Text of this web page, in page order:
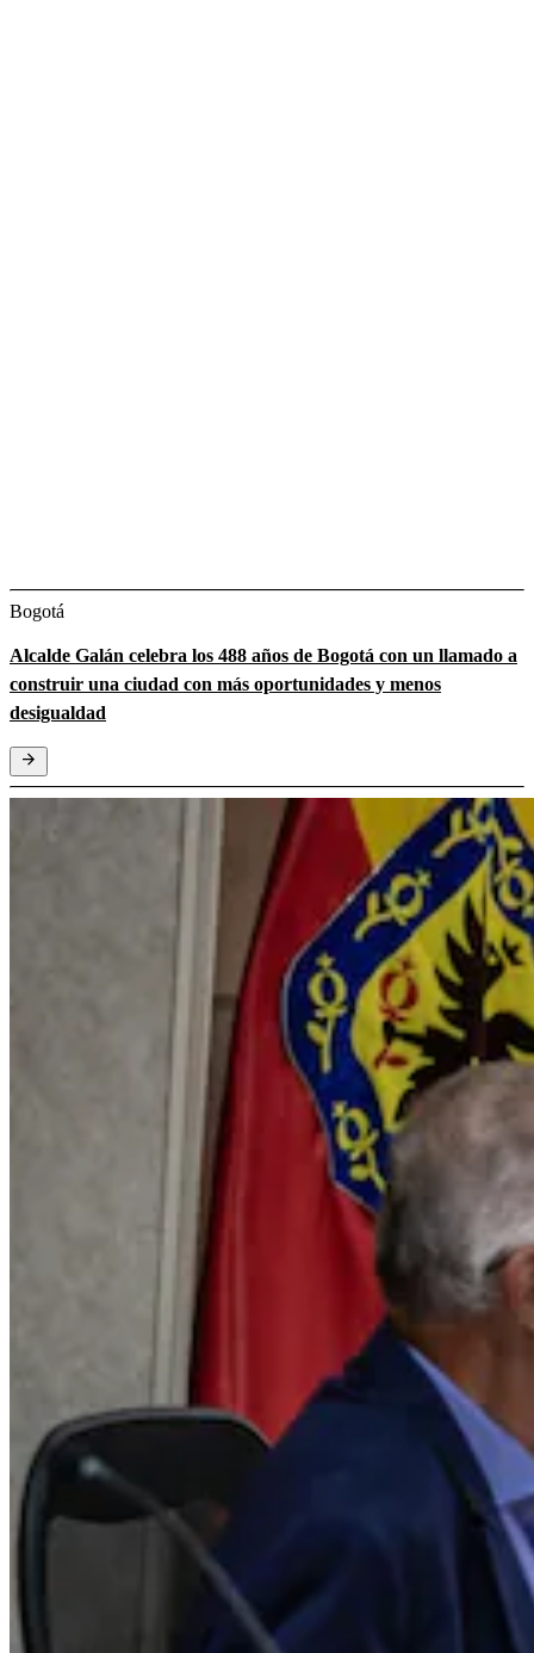
Bogotá
Alcalde Galán celebra los 488 años de Bogotá con un llamado a
construir una ciudad con más oportunidades y menos
desigualdad